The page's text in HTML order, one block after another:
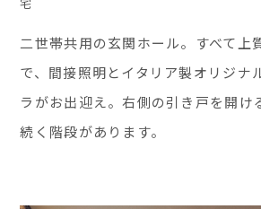
二世帯共用の玄関ホール。すべて上
で、間接照明とイタリア製オリジナ
ラがお出迎え。右側の引き戸を開け
続く階段があります。